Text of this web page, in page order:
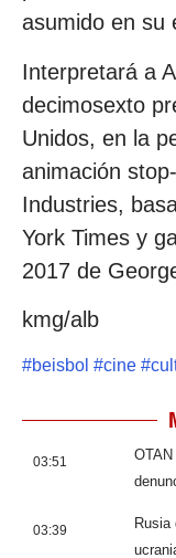
asumido en su
Interpretará a
decimosexto
Unidos, en la
animación
Industries,
York Times y
2017 de
kmg/alb
#beisbol #cine #
03:51
03:39
Rusia